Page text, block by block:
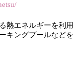
熱エネルギーを利用
キングプールなどを